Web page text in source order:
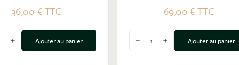
36,00 €TTC
la quantité
Augmenter la quantité
Ajouter au panier
69,00 € TTC
Diminuer la quantité
Augmenter la quantité
Ajouter au panier